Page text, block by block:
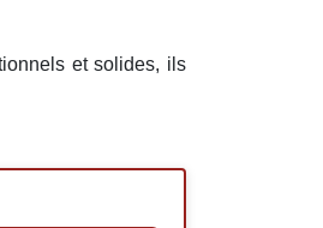
et solides, ils